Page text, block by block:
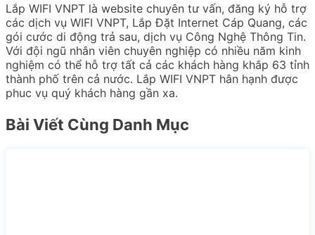
Lắp WIFI VNPT là website chuyên tư vấn, đăng ký hỗ trợ
các dịch vụ WIFI VNPT, Lắp Đặt Internet Cáp Quang, các
gói cước di động trả sau, dịch vụ Công Nghệ Thông Tin.
Với đội ngũ nhân viên chuyên nghiệp có nhiều năm kinh
nghiệm có thể hỗ trợ tất cả các khách hàng khắp 63 tỉnh
thành phố trên cả nước. Lắp WIFI VNPT hân hạnh được
phuc vụ quý khách hàng gần xa.
Bài Viết Cùng Danh Mục